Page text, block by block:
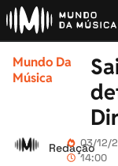
Mundo Da
Música
Redação03/12/
14:00